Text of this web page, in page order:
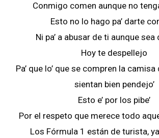
Conmigo comen aunque no
Esto no lo hago pa’ darte
Ni pa’ a abusar de ti aunque
Hoy te despellejo
Pa’ que lo’ que se compren la
sientan bien pendejo’
Esto e’ por los pibe’
Por el respeto que merece todo
Los Fórmula 1 están de turista,